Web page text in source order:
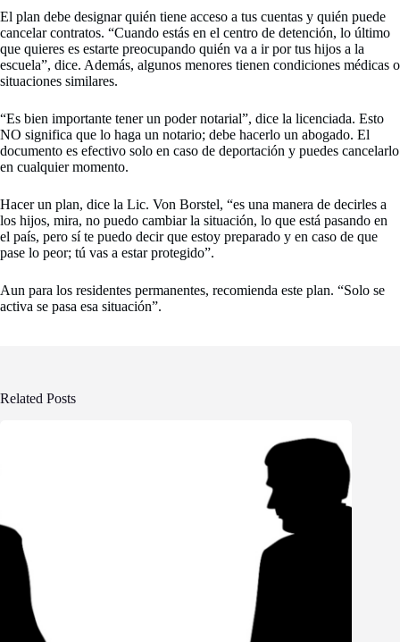
El plan debe designar quién tiene acceso a tus cuentas y quién puede
cancelar contratos. “Cuando estás en el centro de detención, lo último
que quieres es estarte preocupando quién va a ir por tus hijos a la
escuela”, dice. Además, algunos menores tienen condiciones médicas o
situaciones similares.
“Es bien importante tener un poder notarial”, dice la licenciada. Esto
NO significa que lo haga un notario; debe hacerlo un abogado. El
documento es efectivo solo en caso de deportación y puedes cancelarlo
en cualquier momento.
Hacer un plan, dice la Lic. Von Borstel, “es una manera de decirles a
los hijos, mira, no puedo cambiar la situación, lo que está pasando en
el país, pero sí te puedo decir que estoy preparado y en caso de que
pase lo peor; tú vas a estar protegido”.
Aun para los residentes permanentes, recomienda este plan. “Solo se
activa se pasa esa situación”.
Related Posts